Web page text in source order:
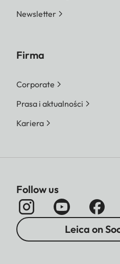
Newsletter
Firma
Corporate
Prasa i aktualności
Kariera
Follow us
Leica on